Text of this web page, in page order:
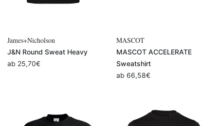
James+Nicholson
J&N Round Sweat Heavy
ab 25,70€
MASCOT
MASCOT ACCELERATE
Sweatshirt
ab 66,58€